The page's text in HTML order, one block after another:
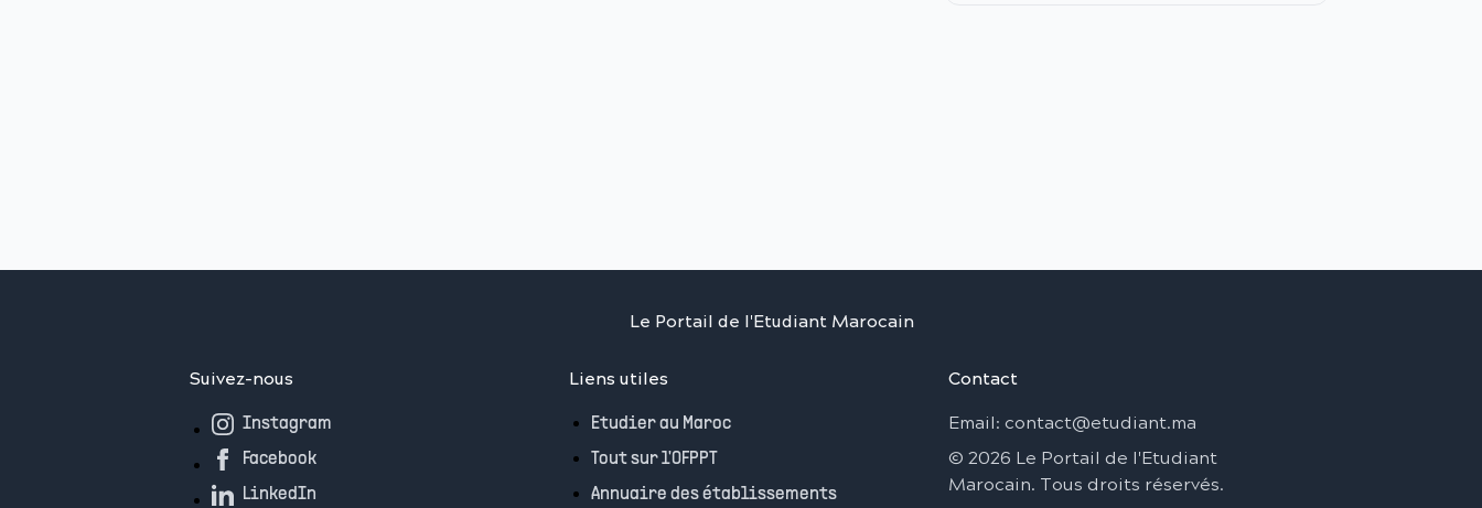
Le Portail de l'Etudiant Marocain
Suivez-nous
Instagram
Facebook
LinkedIn
Liens utiles
Etudier au Maroc
Tout sur l'OFPPT
Annuaire des établissements
Contact
Email: contact@etudiant.ma
© 2026 Le Portail de l'Etudiant
Marocain. Tous droits réservés.